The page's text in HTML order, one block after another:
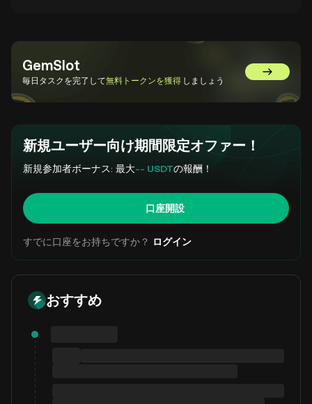
GemSlot
毎日タスクを完了して無料トークンを獲得 しましょう GemSlot
新規ユーザー向け期間限定オファー！
新規参加者ボーナス: 最大-- USDTの報酬！
口座開設
すでに口座をお持ちですか？ ログイン
おすすめ